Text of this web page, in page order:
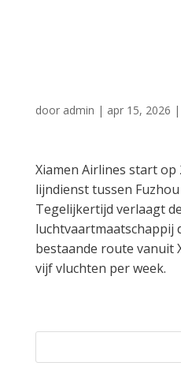
door admin | apr 15, 2026 |
Xiamen Airlines start
lijndienst tussen
Tegelijkertijd verlaagt
luchtvaartmaatschappij
bestaande route vanuit
vijf vluchten per week.